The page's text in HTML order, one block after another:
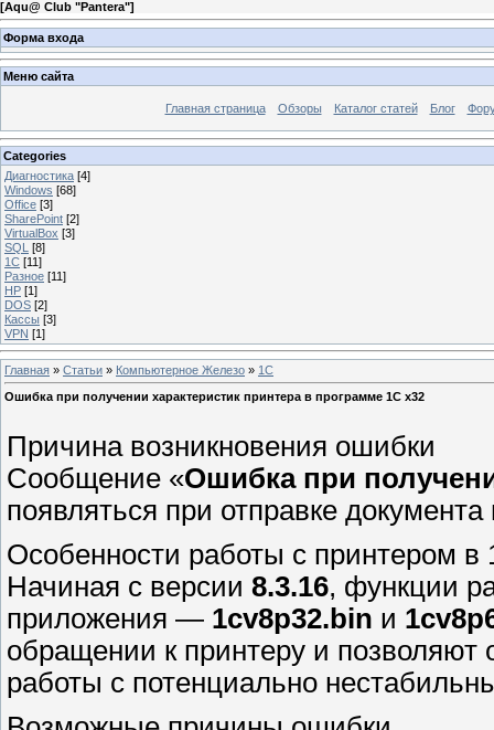
[Aqu@ Club "Pantera"]
Форма входа
Меню сайта
Главная страница Обзоры Каталог статей Блог
Categories
Диагностика [4]
Windows [68]
Office [3]
SharePoint [2]
VirtualBox [3]
SQL [8]
1C [11]
Разное [11]
HP [1]
DOS [2]
Кассы [3]
VPN [1]
Главная » Статьи » Компьютерное Железо » 1C
Ошибка при получении характеристик принтера в программе 1С x32
Причина возникновения ошибки
Сообщение «Ошибка при
появляться при отправке
Особенности работы с принтером в
Начиная с версии 8.3.16, функции
приложения — 1cv8p32.bin и
обращении к принтеру и позволяют
работы с потенциально